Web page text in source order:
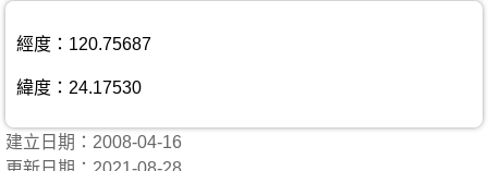
經度：120.75687
緯度：24.17530
建立日期：2008-04-16